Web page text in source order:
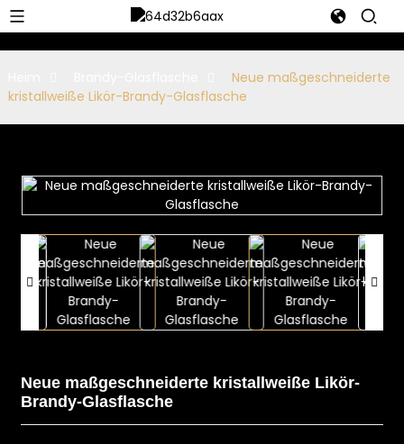
Neue maßgeschneiderte
kristallweiße Likör-Brandy-Glasflasche
Neue maßgeschneiderte kristallweiße Likör-
Brandy-Glasflasche